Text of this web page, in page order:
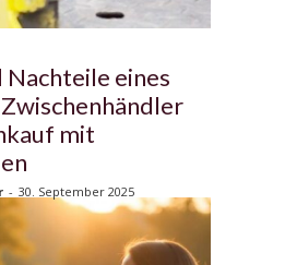
Nachteile eines
mit
- 30. September 2025